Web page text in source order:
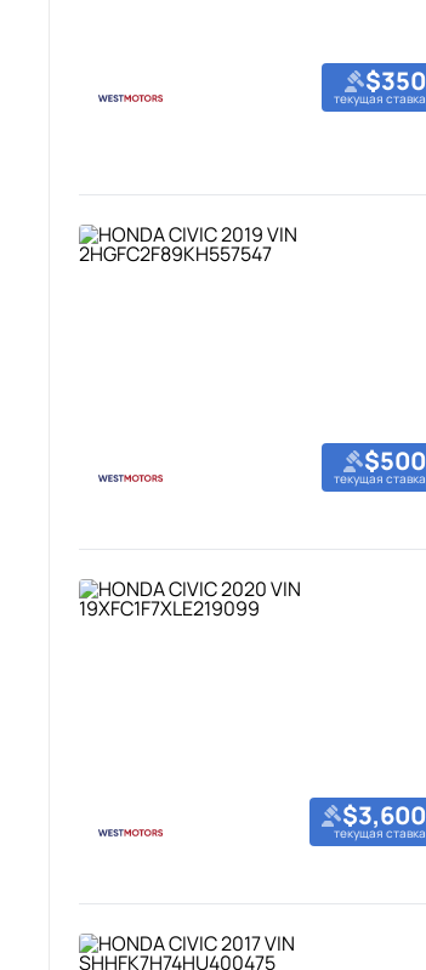
$350
текущая ставка
$500
текущая ставка
$3,600
текущая ставка